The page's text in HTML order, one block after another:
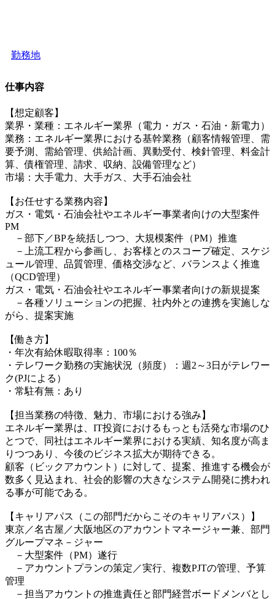
勤務地
仕事内容
【想定顧客】
業界・業種：エネルギー業界（電力・ガス・石油・新電力）
業務：エネルギー業界における基幹業務（顧客情報管理、需
要予測、需給管理、供給計画、異動受付、検針管理、料金計
算、債権管理、請求、収納、設備管理など）
市場：大手電力、大手ガス、大手石油会社
【お任せする業務内容】
ガス・電気・石油会社やエネルギー事業者向けの大型案件
PM
－部下／BPを統括しつつ、大規模案件（PM）推進
－上流工程から参画し、お客様とのスコープ確定、スケジ
ュール管理、品質管理、価格交渉など、バランスよく推進
（QCD管理）
ガス・電気・石油会社やエネルギー事業者向けの新規提案
－各種ソリューションの把握、社内外との連携を実施しな
がら、提案実施
【働き方】
・年次有給休暇取得率：100％
・テレワーク勤務の実施状況（頻度）：週2～3日がテレワー
ク(PJによる）
・常駐有無：あり
【担当業務の特徴、魅力、市場における強み】
エネルギー業界は、IT投資におけるもっとも活発な市場のひ
とつで、同社はエネルギー業界における実績、知名度が高ま
りつつあり、今後のビジネス拡大が期待できる。
顧客（ビックアカウント）に対して、提案、推進する機会が
数多く見込まれ、社会的影響の大きなシステム開発に携われ
る事が可能である。
【キャリアパス（この部門だからこそのキャリアパス）】
東京／名古屋／大阪地区のアカウントマネージャー兼、部門
グループマネ－ジャー
－大型案件（PM）遂行
－アカウントプランの策定／実行、複数PJTの管理、予算
管理
－担当アカウントの推進責任と部門経営ボードメンバとし